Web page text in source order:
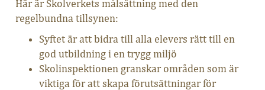
Här är Skolverkets målsättning med den
regelbundna tillsynen:
Syftet är att bidra till alla elevers rätt till en
god utbildning i en trygg miljö
Skolinspektionen granskar områden som är
viktiga för att skapa förutsättningar för